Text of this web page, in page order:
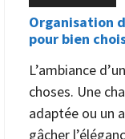
Organisation
pour bien
L’ambiance
choses. Une
adaptée ou un
gâcher